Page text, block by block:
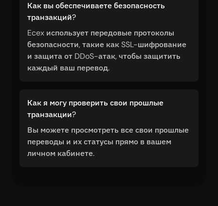
Как вы обеспечиваете безопасность
транзакций?
Ecex использует передовые протоколы
безопасности, такие как SSL-шифрование
и защита от DDoS-атак, чтобы защитить
каждый ваш перевод.
Как я могу проверить свои прошлые
транзакции?
Вы можете просмотреть все свои прошлые
переводы и их статусы прямо в вашем
личном кабинете.